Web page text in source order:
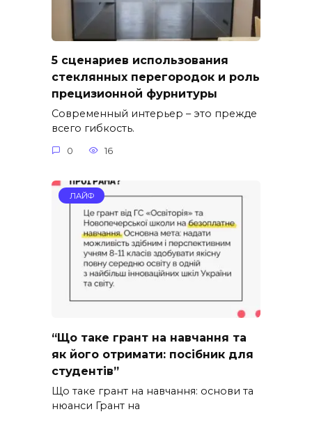
5 сценариев использования
стеклянных перегородок и роль
прецизионной фурнитуры
Современный интерьер – это прежде
всего гибкость.
0 16
ЛАЙФ
“Що таке грант на навчання та
як його отримати: посібник для
студентів”
Що таке грант на навчання: основи та
нюанси Грант на